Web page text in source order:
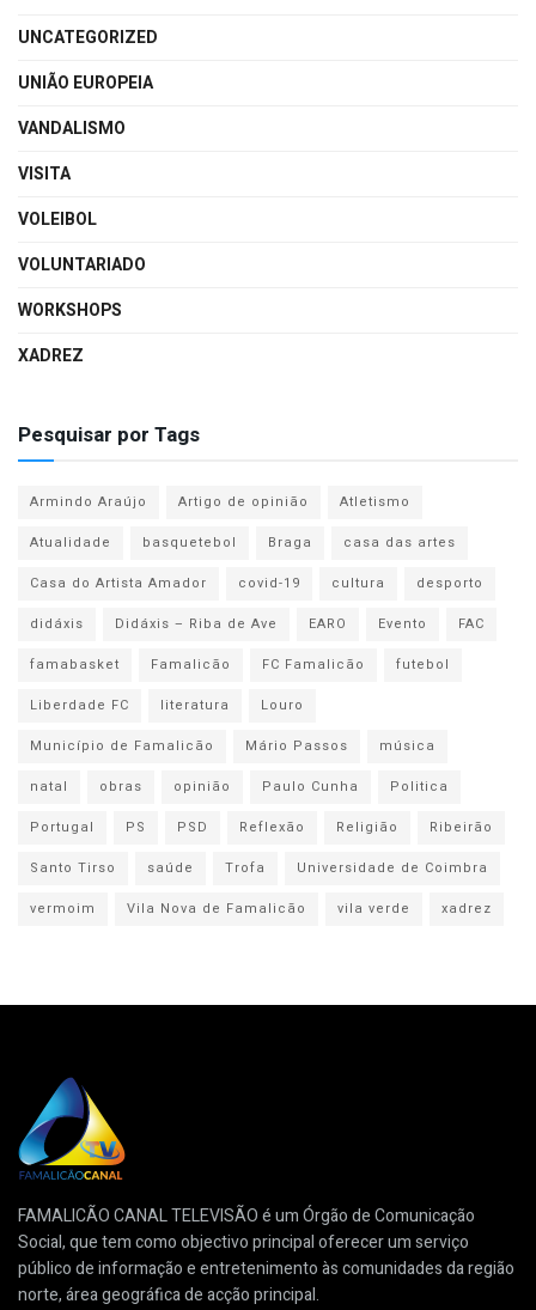
UNCATEGORIZED
UNIÃO EUROPEIA
VANDALISMO
VISITA
VOLEIBOL
VOLUNTARIADO
WORKSHOPS
XADREZ
Pesquisar por Tags
Armindo Araújo Artigo de opinião
Atletismo
Atualidade
basquetebol Braga
casa das artes
Casa do Artista Amador
covid-19 cultura
desporto
didáxis
Didáxis – Riba de Ave EARO Evento
FAC
famabasket
Famalicão FC Famalicão
futebol
Liberdade FC
literatura
Louro
Município de Famalicão
Mário Passos
música
natal
obras opinião Paulo Cunha
Politica
Portugal
PS PSD Reflexão Religião
Ribeirão
Santo Tirso
saúde Trofa
Universidade de Coimbra
vermoim
Vila Nova de Famalicão vila verde xadrez
FAMALICÃO CANAL TELEVISÃO é um Órgão de Comunicação
Social, que tem como objectivo principal oferecer um serviço
público de informação e entretenimento às comunidades da região
norte, área geográfica de acção principal.